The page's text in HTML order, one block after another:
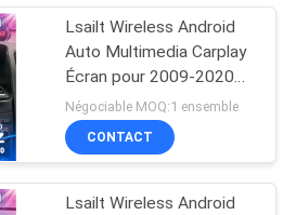
Lsailt Wireless Android
Auto Multimedia Carplay
Écran pour 2009-2020
Nissan GT Edition Nismo
Coupe Roadster 370Z
Négociable MOQ:1 ensemble
CONTACT
Lsailt Wireless Android